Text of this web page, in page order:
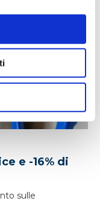
e -16% di
sulle